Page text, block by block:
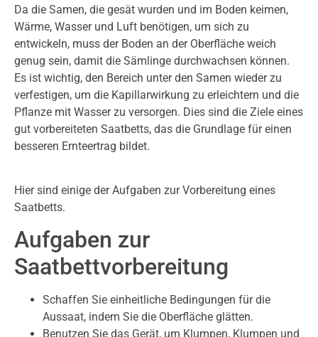
Da die Samen, die gesät wurden und im Boden keimen,
Wärme, Wasser und Luft benötigen, um sich zu
entwickeln, muss der Boden an der Oberfläche weich
genug sein, damit die Sämlinge durchwachsen können.
Es ist wichtig, den Bereich unter den Samen wieder zu
verfestigen, um die Kapillarwirkung zu erleichtern und die
Pflanze mit Wasser zu versorgen. Dies sind die Ziele eines
gut vorbereiteten Saatbetts, das die Grundlage für einen
besseren Ernteertrag bildet.
Hier sind einige der Aufgaben zur Vorbereitung eines
Saatbetts.
Aufgaben zur
Saatbettvorbereitung
Schaffen Sie einheitliche Bedingungen für die
Aussaat, indem Sie die Oberfläche glätten.
Benutzen Sie das Gerät, um Klumpen, Klumpen und